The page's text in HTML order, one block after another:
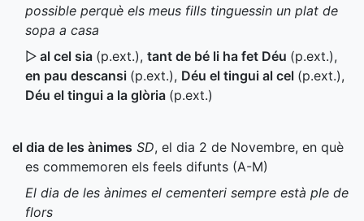
possible perquè els meus fills tinguessin un plat de
sopa a casa
▷ al cel sia (p.ext.), tant de bé li ha fet Déu (p.ext.),
en pau descansi (p.ext.), Déu el tingui al cel (p.ext.),
Déu el tingui a la glòria (p.ext.)
el dia de les ànimes SD, el dia 2 de Novembre, en què
es commemoren els feels difunts (A-M)
El dia de les ànimes el cementeri sempre està ple de
flors